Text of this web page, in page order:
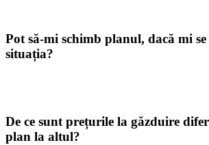
Pot să-mi schimb planul, dacă mi
situația?
De ce sunt prețurile la găzduire
plan la altul?